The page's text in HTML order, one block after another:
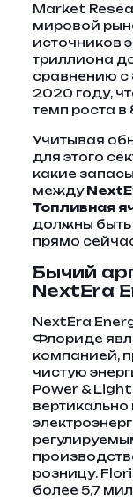
Market
мировой
источников
триллиона
сравнению с
2020 году,
темп роста в
Учитывая
для этого
какие
между
Топливная
должны
прямо
Бычий
NextEra
NextEra
Флориде
компанией,
чистую
Power &
розницу.
более 5,7